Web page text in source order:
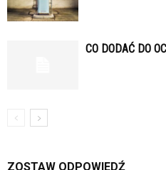
CO DODAĆ DO
ZOSTAW ODPOWIEDŹ